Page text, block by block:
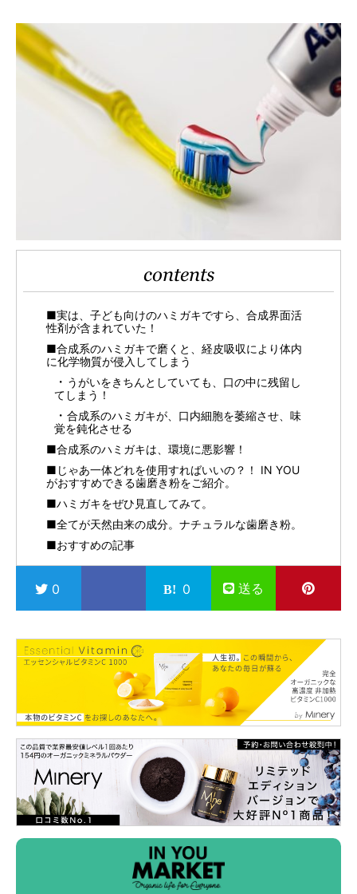
contents
■実は、子ども向けのハミガキですら、合成界面活
性剤が含まれていた！
■合成系のハミガキで磨くと、経皮吸収により体内
に化学物質が侵入してしまう
うがいをきちんとしていても、口の中に残留し
てしまう！
合成系のハミガキが、口内細胞を萎縮させ、味
覚を鈍化させる
■合成系のハミガキは、環境に悪影響！
■じゃあ一体どれを使用すればいいの？！ IN YOU
がおすすめできる歯磨き粉をご紹介。
■ハミガキをぜひ見直してみて。
■全てが天然由来の成分。ナチュラルな歯磨き粉。
■おすすめの記事
0 0 送る